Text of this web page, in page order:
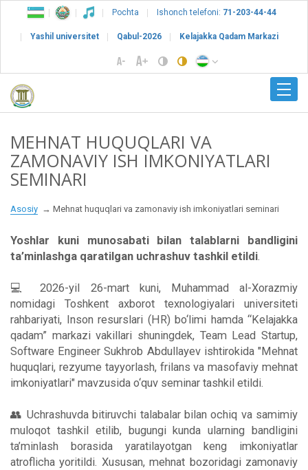
Pochta Ishonch telefoni: 71-203-44-44
Yashil universitet Qabul-2026 Kelajakka Qadam Markazi
MEHNAT HUQUQLARI VA
ZAMONAVIY ISH IMKONIYATLARI
SEMINARI
Asosiy Mehnat huquqlari va zamonaviy ish imkoniyatlari seminari
Yoshlar kuni munosabati bilan talablarni bandligini
ta’minlashga qaratilgan uchrashuv tashkil etildi
💻 2026-yil 26-mart kuni, Muhammad al-Xorazmiy
nomidagi Toshkent axborot texnologiyalari universiteti
rahbariyati, Inson resurslari (HR) bo‘limi hamda “Kelajakka
qadam” markazi vakillari shuningdek, Team Lead Startup,
Software Engineer Sukhrob Abdullayev ishtirokida "Mehnat
huquqlari, rezyume tayyorlash, frilans va masofaviy mehnat
imkoniyatlari" mavzusida o‘quv seminar tashkil etildi.
👥 Uchrashuvda bitiruvchi talabalar bilan ochiq va samimiy
muloqot tashkil etilib, bugungi kunda ularning bandligini
ta’minlash borasida yaratilayotgan keng imkoniyatlar
atroflicha yoritildi. Xususan, mehnat bozoridagi zamonaviy